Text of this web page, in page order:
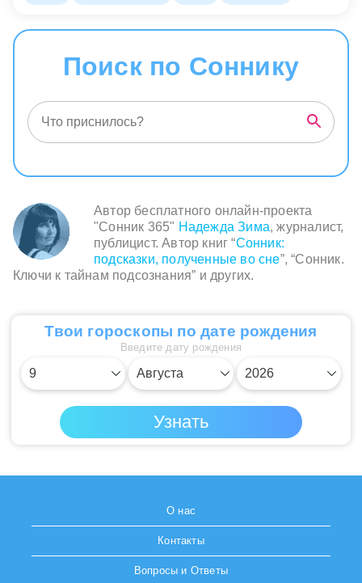
Поиск по Соннику
Автор бесплатного онлайн-проекта
"Сонник 365" Надежда Зима, журналист,
публицист. Автор книг “Сонник:
подсказки, полученные во сне”, “Сонник.
Ключи к тайнам подсознания” и других.
Твои гороскопы по дате рождения
Введите дату рождения
О нас
Контакты
Вопросы и Ответы